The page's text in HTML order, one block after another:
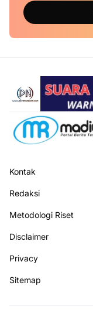
Kontak
Redaksi
Metodologi Riset
Disclaimer
Privacy
Sitemap